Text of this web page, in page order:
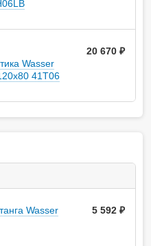
Wasser
41T06
20 670 ₽
Wasser
5 592